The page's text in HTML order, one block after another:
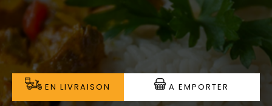
ACCUEIL
LA CARTE
VOTRE COMPTE
NOTRE RESTAURANT
EN LIVRAISON A EMPORTER